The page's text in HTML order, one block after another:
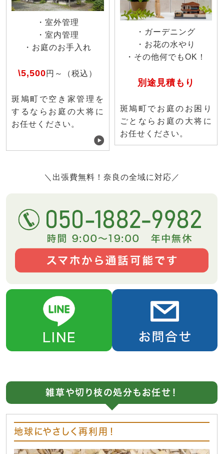
・室外管理
・室内管理
・お庭のお手入れ
\5,500円～（税込）
斑鳩町で空き家管理を
するならお庭の大将に
お任せください。
・ガーデニング
・お花の水やり
・その他何でもOK！
別途見積もり
斑鳩町でお庭のお困り
ごとならお庭の大将に
お任せください。
＼出張費無料！奈良の全域に対応／
雑草や切り枝の処分もお任せ！
地球にやさしく再利用！